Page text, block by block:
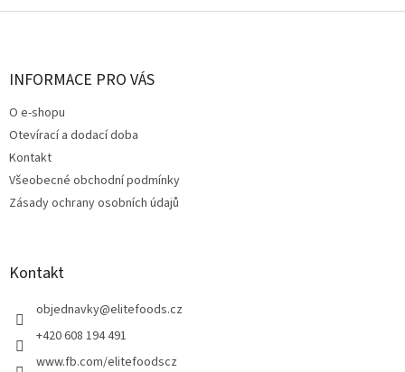
Z
INFORMACE PRO VÁS
O e-shopu
Otevírací a dodací doba
Kontakt
Všeobecné obchodní podmínky
Zásady ochrany osobních údajů
Kontakt
objednavky@elitefoods.cz
+420 608 194 491
www.fb.com/elitefoodscz